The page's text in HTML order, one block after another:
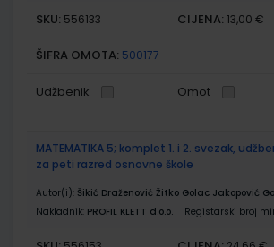
SKU: 556133 CIJENA: 13,00 €
ŠIFRA OMOTA: 500177
Udžbenik Omot
MATEMATIKA 5; komplet 1. i 2. svezak,
za peti razred osnovne škole
Autor(i): Šikić Draženović Žitko Golac Jakopović
Nakladnik: PROFIL KLETT d.o.o. Registarski broj